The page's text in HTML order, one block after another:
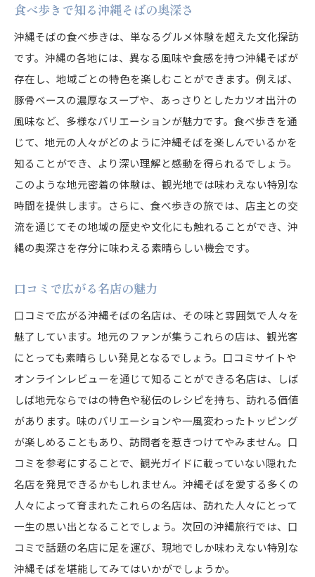
食べ歩きで知る沖縄そばの奥深さ
沖縄そばの食べ歩きは、単なるグルメ体験を超えた文化探訪
です。沖縄の各地には、異なる風味や食感を持つ沖縄そばが
存在し、地域ごとの特色を楽しむことができます。例えば、
豚骨ベースの濃厚なスープや、あっさりとしたカツオ出汁の
風味など、多様なバリエーションが魅力です。食べ歩きを通
じて、地元の人々がどのように沖縄そばを楽しんでいるかを
知ることができ、より深い理解と感動を得られるでしょう。
このような地元密着の体験は、観光地では味わえない特別な
時間を提供します。さらに、食べ歩きの旅では、店主との交
流を通じてその地域の歴史や文化にも触れることができ、沖
縄の奥深さを存分に味わえる素晴らしい機会です。
口コミで広がる名店の魅力
口コミで広がる沖縄そばの名店は、その味と雰囲気で人々を
魅了しています。地元のファンが集うこれらの店は、観光客
にとっても素晴らしい発見となるでしょう。口コミサイトや
オンラインレビューを通じて知ることができる名店は、しば
しば地元ならではの特色や秘伝のレシピを持ち、訪れる価値
があります。味のバリエーションや一風変わったトッピング
が楽しめることもあり、訪問者を惹きつけてやみません。口
コミを参考にすることで、観光ガイドに載っていない隠れた
名店を発見できるかもしれません。沖縄そばを愛する多くの
人々によって育まれたこれらの名店は、訪れた人々にとって
一生の思い出となることでしょう。次回の沖縄旅行では、口
コミで話題の名店に足を運び、現地でしか味わえない特別な
沖縄そばを堪能してみてはいかがでしょうか。